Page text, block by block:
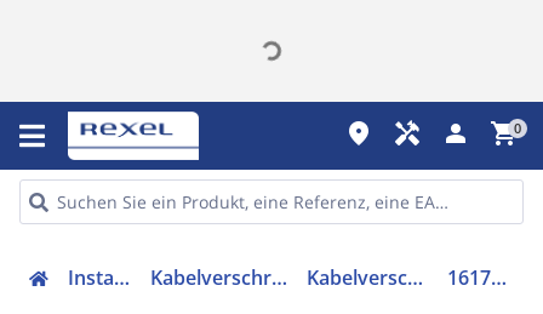
place handyman person shopping_cart0
Installation Kabelverschraubungen Kabelverschraubung 1617250050